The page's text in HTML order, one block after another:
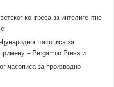
конгреса за интелигентне
часописа за
– Pergamon Press и
часописа за производно